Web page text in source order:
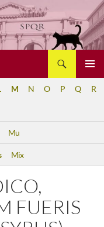
M N O P Q R
Mu
Mix
FUERIS